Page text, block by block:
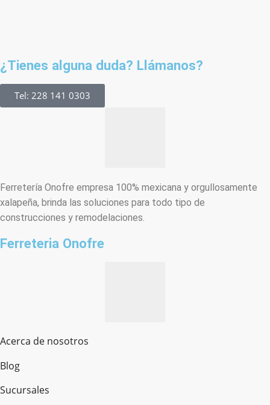
¿Tienes alguna duda? Llámanos?
Tel: 228 141 0303
Ferretería Onofre empresa 100% mexicana y orgullosamente
xalapeña, brinda las soluciones para todo tipo de
construcciones y remodelaciones.
Ferreteria Onofre
Acerca de nosotros
Blog
Sucursales